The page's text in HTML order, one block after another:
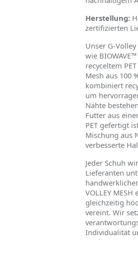
Herstellung:
zertifizierten
Unser G-
wie
recyceltem
Mesh aus 100
kombiniert
um
Nähte
Futter aus
PET gefertigt
Mischung aus
verbesserte
Jeder Schuh
Lieferanten
VOLLEY
gleichzeitig hö
vereint. Wir
Individualität